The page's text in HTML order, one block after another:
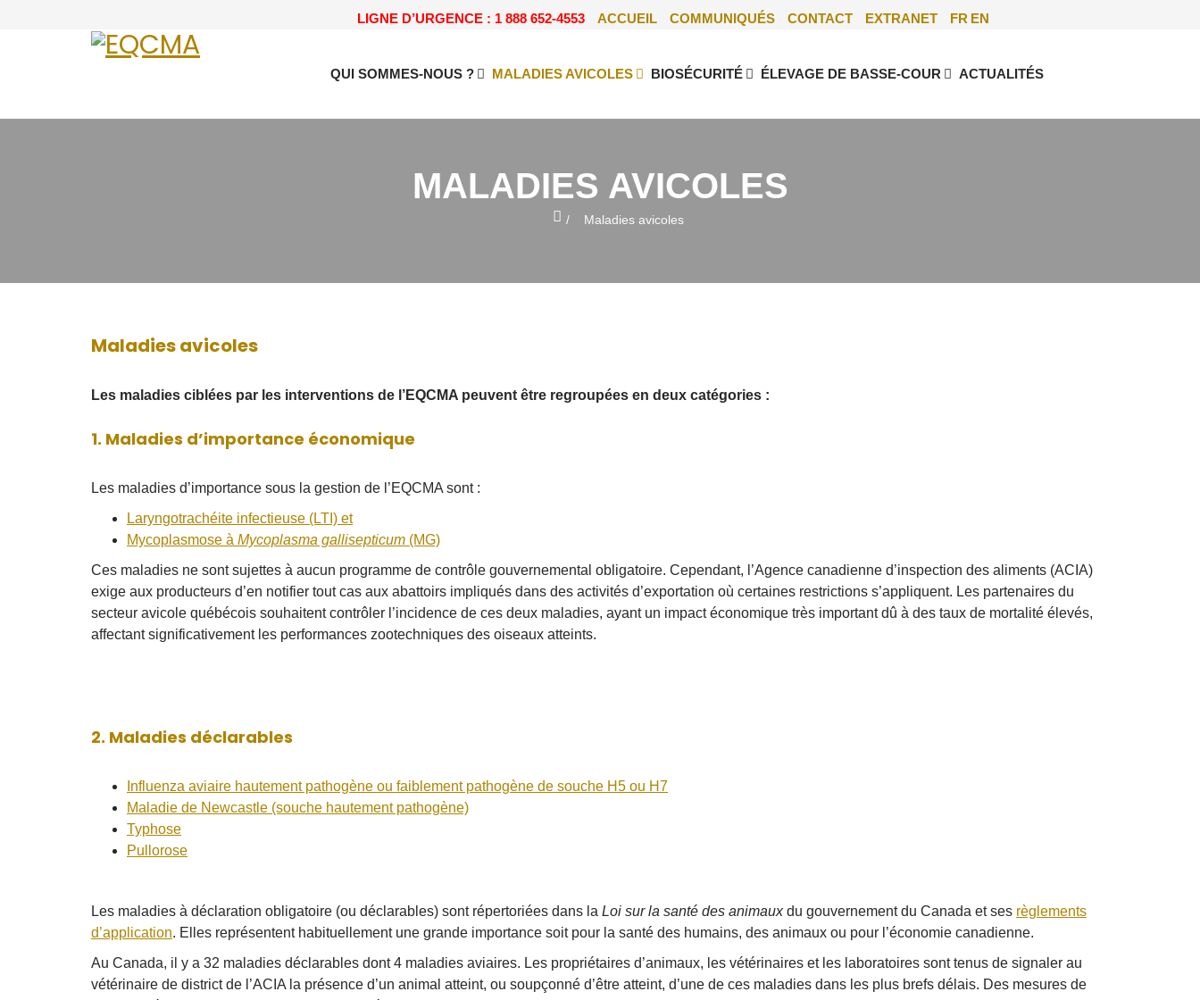
LIGNE D’URGENCE : 1 888 652-4553 ACCUEIL COMMUNIQUÉS CONTACT EXTRANET FR EN
QUI SOMMES-NOUS ? MALADIES AVICOLES BIOSÉCURITÉ ÉLEVAGE DE BASSE-COUR ACTUALITÉS
MALADIES AVICOLES
Maladies avicoles
Maladies avicoles
Les maladies ciblées par les interventions de l’EQCMA peuvent être regroupées en deux catégories :
1. Maladies d’importance économique
Les maladies d’importance sous la gestion de l’EQCMA sont :
Laryngotrachéite infectieuse (LTI) et
Mycoplasmose à Mycoplasma gallisepticum (MG)
Ces maladies ne sont sujettes à aucun programme de contrôle gouvernemental obligatoire. Cependant, l’Agence canadienne d’inspection des aliments (ACIA)
exige aux producteurs d’en notifier tout cas aux abattoirs impliqués dans des activités d’exportation où certaines restrictions s’appliquent. Les partenaires du
secteur avicole québécois souhaitent contrôler l’incidence de ces deux maladies, ayant un impact économique très important dû à des taux de mortalité élevés,
affectant significativement les performances zootechniques des oiseaux atteints.
2. Maladies déclarables
Influenza aviaire hautement pathogène ou faiblement pathogène de souche H5 ou H7
Maladie de Newcastle (souche hautement pathogène)
Typhose
Pullorose
Les maladies à déclaration obligatoire (ou déclarables) sont répertoriées dans la Loi sur la santé des animauxdu gouvernement du Canada et ses règlements
d’application. Elles représentent habituellement une grande importance soit pour la santé des humains, des animaux ou pour l’économie canadienne.
Au Canada, il y a 32 maladies déclarables dont 4 maladies aviaires. Les propriétaires d’animaux, les vétérinaires et les laboratoires sont tenus de signaler au
vétérinaire de district de l’ACIA la présence d’un animal atteint, ou soupçonné d’être atteint, d’une de ces maladies dans les plus brefs délais. Des mesures de